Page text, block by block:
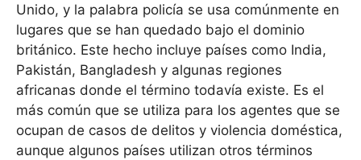
Unido, y la palabra policía se usa comúnmente en
lugares que se han quedado bajo el dominio
británico. Este hecho incluye países como India,
Pakistán, Bangladesh y algunas regiones
africanas donde el término todavía existe. Es el
más común que se utiliza para los agentes que se
ocupan de casos de delitos y violencia doméstica,
aunque algunos países utilizan otros términos